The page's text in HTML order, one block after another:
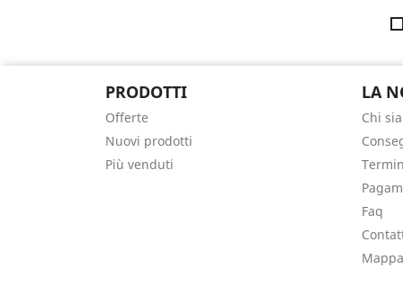
PRODOTTI
Offerte
Nuovi prodotti
Più venduti
LA
Chi
Faq